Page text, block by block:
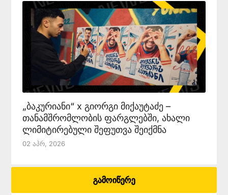
„ბაკურიანი“ x გიორგი მიქაუტაძე –
თანამშრომლობის ფარგლებში, ახალი
ლიმიტირებული შეფუთვა შეიქმნა
02 Აპრ, 2026
გამოიწერე